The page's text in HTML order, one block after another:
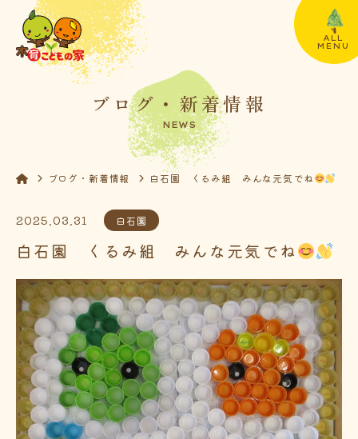
ALL
MENU
ブログ・新着情報
NEWS
ブログ・新着情報 白石園 くるみ組 みんな元気でね
2025.03.31 白石園
白石園 くるみ組 みんな元気でね